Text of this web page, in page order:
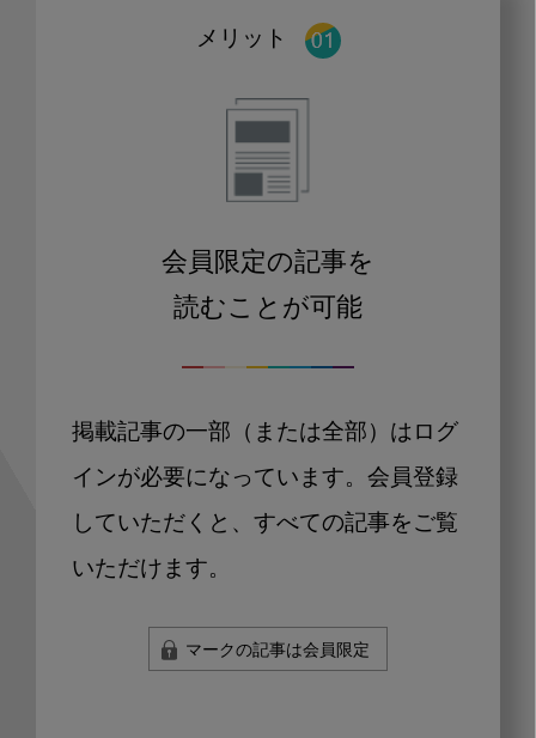
メリット
会員限定の記事を
読むことが可能
掲載記事の一部（または全部）はログ
インが必要になっています。会員登録
していただくと、すべての記事をご覧
いただけます。
マークの記事は会員限定